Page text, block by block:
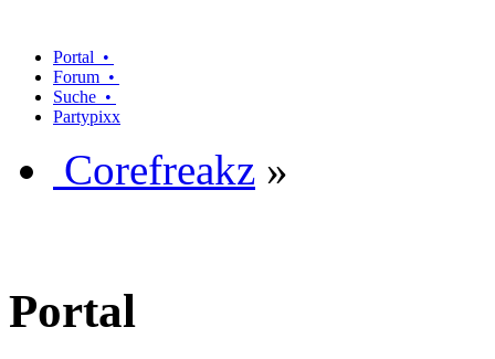
Portal •
Forum •
Suche •
Partypixx
Corefreakz »
Portal